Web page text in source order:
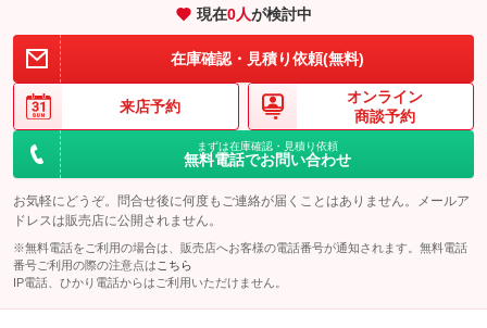
現在0人が検討中
在庫確認・見積り依頼(無料)
来店予約
オンライン
商談予約
まずは在庫確認・見積り依頼
無料電話でお問い合わせ
お気軽にどうぞ。問合せ後に何度もご連絡が届くことはありません。メールア
ドレスは販売店に公開されません。
※無料電話をご利用の場合は、販売店へお客様の電話番号が通知されます。無料電話
番号ご利用の際の注意点は こちら
IP電話、ひかり電話からはご利用いただけません。